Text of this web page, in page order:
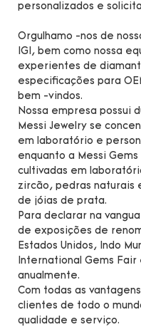
personalizados e
Orgulhamo -nos de
IGI, bem como nossa
experientes de
especificações para
bem -vindos.
Nossa empresa possui
Messi Jewelry se
em laboratório e
enquanto a Messi
cultivadas em
zircão, pedras naturais
de jóias de prata.
Para declarar na
de exposições de
Estados Unidos, Indo
International Gems
anualmente.
Com todas as
clientes de todo o
qualidade e serviço.